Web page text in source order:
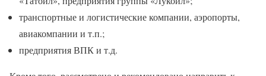
транспортные и логистические компании, аэропорты,
авиакомпании и т.п.;
предприятия ВПК и т.д.